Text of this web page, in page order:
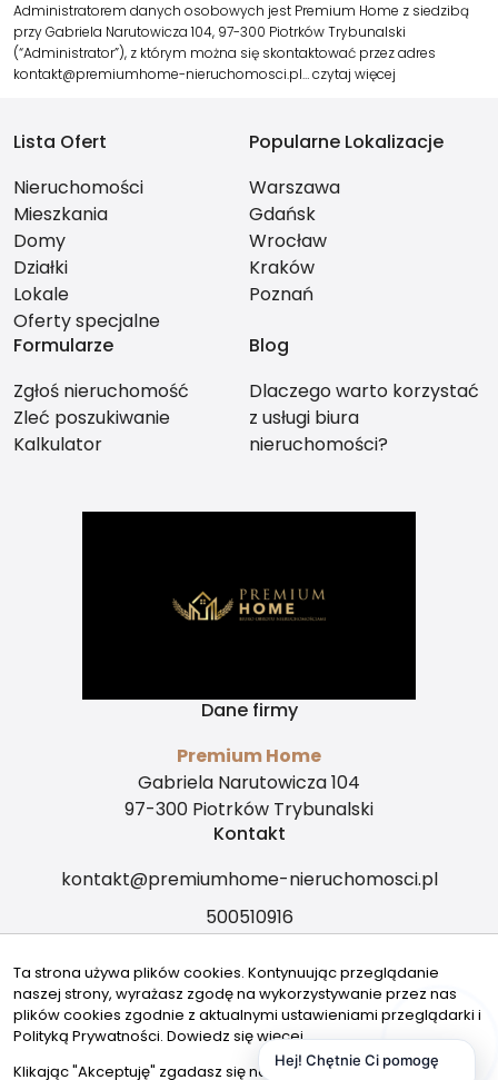
Administratorem danych osobowych jest Premium Home z siedzibą
przy Gabriela Narutowicza 104, 97-300 Piotrków Trybunalski
(“Administrator”), z którym można się skontaktować przez adres
kontakt@premiumhome-nieruchomosci.pl…czytaj więcej
Lista Ofert
Nieruchomości
Mieszkania
Domy
Działki
Lokale
Oferty specjalne
Popularne Lokalizacje
Warszawa
Gdańsk
Wrocław
Kraków
Poznań
Formularze
Zgłoś nieruchomość
Zleć poszukiwanie
Kalkulator
Blog
Dlaczego warto korzystać
z usługi biura
nieruchomości?
Dane firmy
Premium Home
Gabriela Narutowicza 104
97-300 Piotrków Trybunalski
Kontakt
kontakt@premiumhome-nieruchomosci.pl
500510916
Znajdziesz nas tu
© 2026 Wszystkie prawa zastrzeżone | Program dla biur
Ta strona używa plików cookies. Kontynuując przeglądanie
naszej strony, wyrażasz zgodę na wykorzystywanie przez nas
plików cookies zgodnie z aktualnymi ustawieniami przeglądarki i
Polityką Prywatności. Dowiedz się więcej
Klikając "Akceptuję" zgadasz się na wykorzystywanie przez nas
Hej! Chętnie Ci pomogę